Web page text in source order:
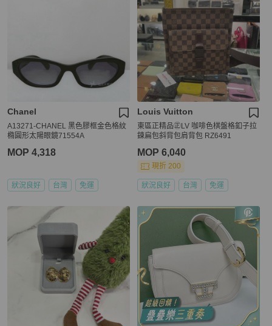
Chanel
A13271-CHANEL 黑色膠框金色格紋
橢圓形太陽眼鏡71554A
MOP 4,318
狀況良好 台灣 免運
Louis Vuitton
東區正精品㊣LV 咖啡色棋盤格釦子拉
鍊扁包斜背包肩背包 RZ6491
MOP 6,040
現折 200
狀況良好 台灣 免運